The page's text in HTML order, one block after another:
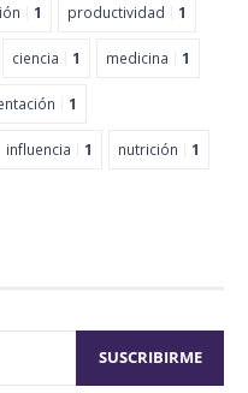
1 productividad 1
ciencia 1 medicina 1
1
influencia 1 nutrición 1